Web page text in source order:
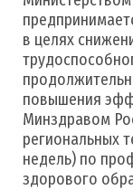
в целях
повышения
Минздравом
региональных
недель) по
здорового